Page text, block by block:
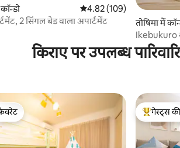
औसत रेटिंग 5 में से 4.82, 109
4.82 (109)
2 सिंगल बेड वाला अपार्टमेंट
तोषिमा में
Ikebukuro
शिंजुकु और
व्यावसायिक
किराए पर उपलब्ध
गेस्ट्स का
गेस्ट्स